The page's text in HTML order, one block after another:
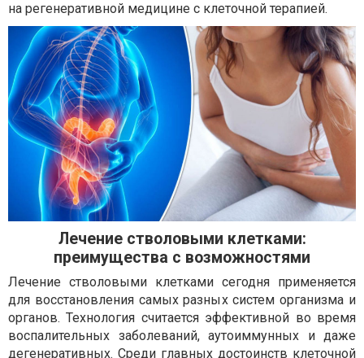
на регенеративной медицине с клеточной терапией.
Лечение стволовыми клетками:
преимущества с возможностями
Лечение стволовыми клетками сегодня применяется
для восстановления самых разных систем организма и
органов. Технология считается эффективной во время
воспалительных заболеваний, аутоиммунных и даже
дегенеративных. Среди главных достоинств клеточной